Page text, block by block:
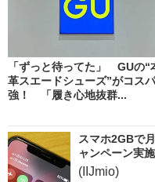
「ずっと待ってた」 GUの“
革スエードシューズ”がコス
強！ 「履き心地抜群...
スマホ2GBで
ャンペーン実施
(IIJmio)